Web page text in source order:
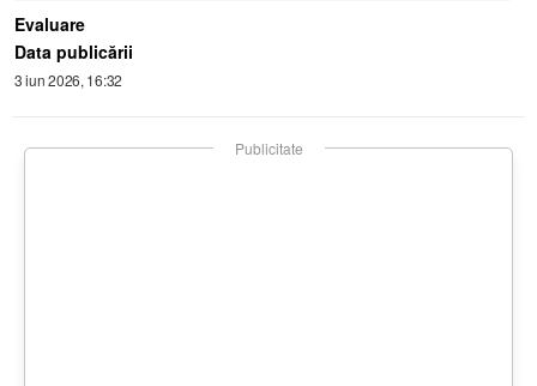
Evaluare
Data publicării
3 iun 2026, 16:32
Publicitate